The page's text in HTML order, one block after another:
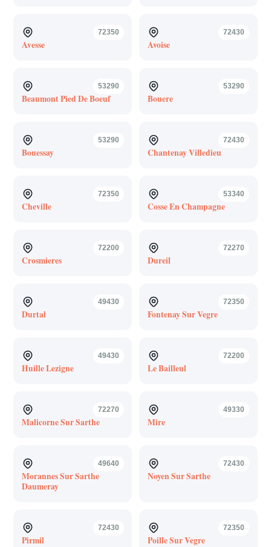
72350
Avesse
72430
Avoise
53290
Beaumont Pied De Boeuf
53290
Bouere
53290
Bouessay
72430
Chantenay Villedieu
72350
Cheville
53340
Cosse En Champagne
72200
Crosmieres
72270
Dureil
49430
Durtal
72350
Fontenay Sur Vegre
49430
Huille Lezigne
72200
Le Bailleul
72270
Malicorne Sur Sarthe
49330
Mire
49640
Morannes Sur Sarthe
Daumeray
72430
Noyen Sur Sarthe
72430
Pirmil
72350
Poille Sur Vegre